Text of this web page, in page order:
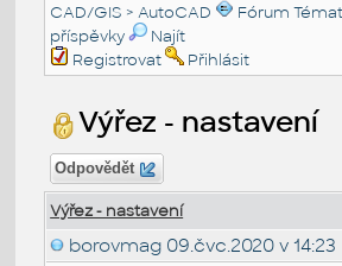
CAD/GIS >AutoCAD Fórum
příspěvky
Najít
Registrovat
Přihlásit
Výřez - nastavení
Odpovědět
Výřez - nastavení
borovmag 09.čvc.2020 v 14:23